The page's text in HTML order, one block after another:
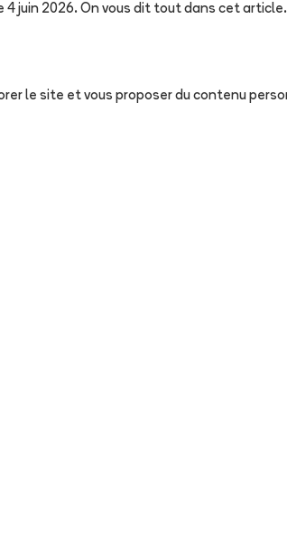
4 juin 2026. On vous dit tout dans cet article.
le site et vous proposer du contenu